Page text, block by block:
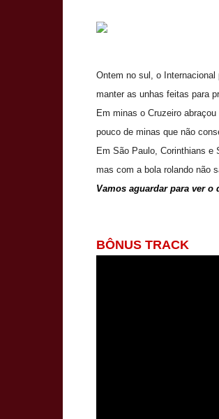
Ontem no sul, o
manter as unhas feitas para
Em minas o Cruzeiro
pouco de minas que não
Em São Paulo, Corinthians e
mas com a bola rolando não
Vamos aguardar para ver
BÔNUS TRACK